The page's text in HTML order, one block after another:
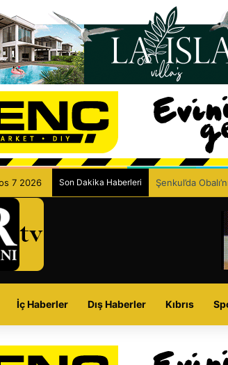
7 2026 Son Dakika Haberleri Şenkul’da
İç Haberler Dış Haberler Kıbrıs